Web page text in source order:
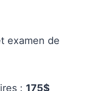
examen de
: 175$